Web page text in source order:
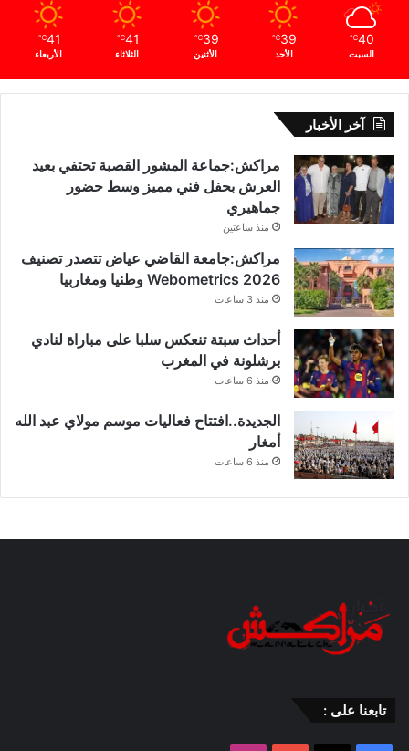
40
℃
السبت
39
℃
الأحد
39
℃
الأثنين
41
℃
الثلاثاء
41
℃
الأربعاء
آخر الأخبار
مراكش:جماعة المشور القصبة تحتفي بعيد
العرش بحفل فني مميز وسط حضور
جماهيري
منذ ساعتين
مراكش:جامعة القاضي عياض تتصدر تصنيف
Webometrics 2026 وطنيا ومغاربيا
منذ 3 ساعات
أحداث سبتة تنعكس سلبا على مباراة لنادي
برشلونة في المغرب
منذ 6 ساعات
الجديدة..افتتاح فعاليات موسم مولاي عبد الله
أمغار
منذ 6 ساعات
تابعنا على :